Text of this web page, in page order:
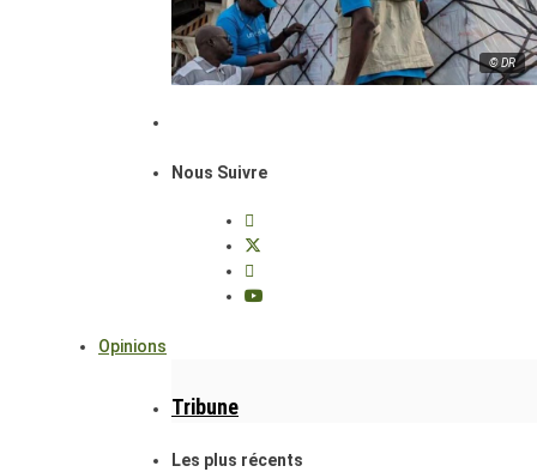
© DR
Nous Suivre
Opinions
Tribune
Les plus récents